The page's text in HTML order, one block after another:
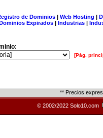
de Dominios| Web Hosting |
Expirados | Industrias |
[Pág.
** Precios
© 2002/2022 Solo10.com